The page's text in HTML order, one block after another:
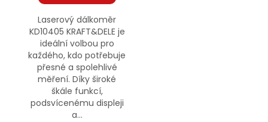
Laserový dálkoměr
KD10405 KRAFT&DELE je
ideální volbou pro
každého, kdo potřebuje
přesné a spolehlivé
měření. Díky široké
škále funkcí,
podsvícenému displeji
a...